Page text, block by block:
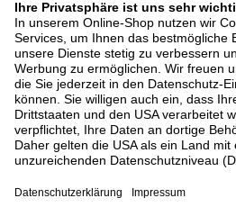
KONTAKT
COOKIES
MEN'S WORLD: BRAUN
Ein Unternehmen der Unger GmbH &
EINKAUF VON 400 € NACH